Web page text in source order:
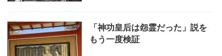
「神功皇后は怨霊だった」説を
もう一度検証